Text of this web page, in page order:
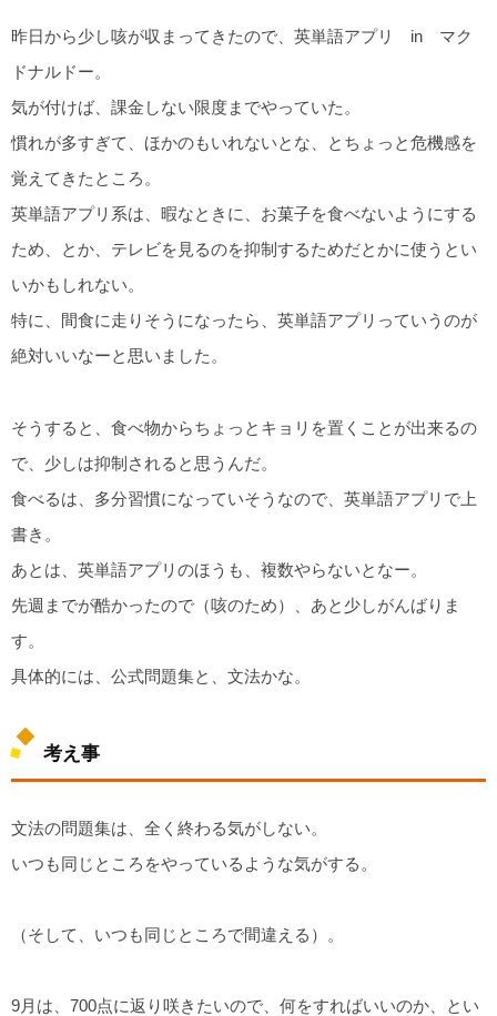
昨日から少し咳が収まってきたので、英単語アプリ in マク
ドナルドー。
気が付けば、課金しない限度までやっていた。
慣れが多すぎて、ほかのもいれないとな、とちょっと危機感を
覚えてきたところ。
英単語アプリ系は、暇なときに、お菓子を食べないようにする
ため、とか、テレビを見るのを抑制するためだとかに使うとい
いかもしれない。
特に、間食に走りそうになったら、英単語アプリっていうのが
絶対いいなーと思いました。
そうすると、食べ物からちょっとキョリを置くことが出来るの
で、少しは抑制されると思うんだ。
食べるは、多分習慣になっていそうなので、英単語アプリで上
書き。
あとは、英単語アプリのほうも、複数やらないとなー。
先週までが酷かったので（咳のため）、あと少しがんばりま
す。
具体的には、公式問題集と、文法かな。
考え事
文法の問題集は、全く終わる気がしない。
いつも同じところをやっているような気がする。
（そして、いつも同じところで間違える）。
9月は、700点に返り咲きたいので、何をすればいいのか、とい